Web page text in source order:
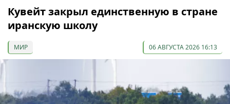
Кувейт закрыл единственную в стране
иранскую школу
МИР 06 АВГУСТА 2026 16:13